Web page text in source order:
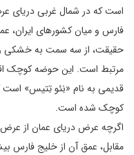
است که در شمال غربی دریای
فارس و میان کشورهای ایران،
حقیقت، از سه سمت به خشکی و
مرتبط است. این حوضه کوچک
قدیمی به نام «نِئو تِتیس» است
کوچک شده است.
اگرچه عرض دریای عمان از
مقابل، عمق آن از خلیج فارس